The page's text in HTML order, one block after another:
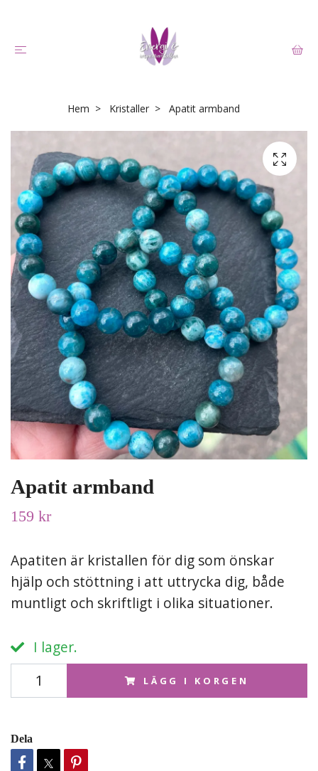
Hem Kristaller Apatit armband
Apatit armband
159 kr
Apatiten är kristallen för dig som önskar
hjälp och stöttning i att uttrycka dig, både
muntligt och skriftligt i olika situationer.
I lager.
LÄGG I KORGEN
Dela